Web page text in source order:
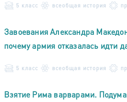
5 класс всеобщая история
Завоевания Александра
почему армия отказалась идти
5 класс всеобщая история
Взятие Рима варварами.